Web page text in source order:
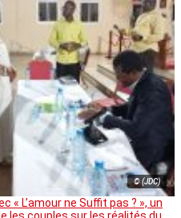
© (JDC)
« L’amour ne Suffit pas ? », un